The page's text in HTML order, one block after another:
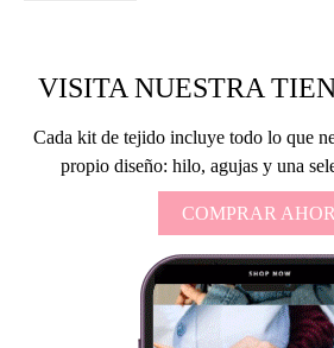
VISITA NUESTRA
Cada kit de tejido incluye todo lo que
propio diseño: hilo, agujas y una
COMPRAR